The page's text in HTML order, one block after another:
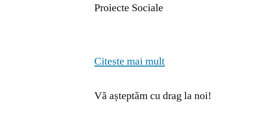
Proiecte Sociale
Citeste mai mult
Vă așteptăm cu drag la noi!